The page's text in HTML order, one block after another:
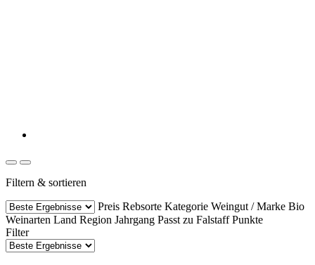
Filtern & sortieren
Preis Rebsorte Kategorie Weingut / Marke Bio
Weinarten Land Region Jahrgang Passt zu Falstaff Punkte
Filter